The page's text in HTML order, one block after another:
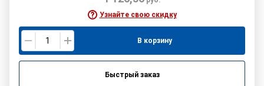
Узнайте свою скидку
В корзину
Быстрый заказ